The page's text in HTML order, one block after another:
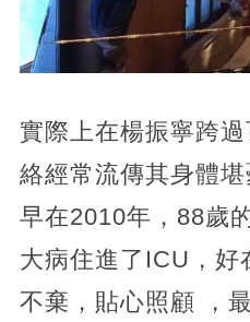
實際上在楊振寧跨
絡經常流傳其身體堪
早在2010年，88歲
大病住進了ICU，好
不棄，貼心照顧 ，